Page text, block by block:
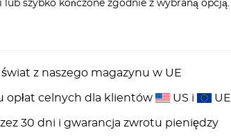
lub szybko kończone zgodnie z wybraną opcją.
świat z naszego magazynu w UE
opłat celnych dla klientów US i UE
30 dni i gwarancja zwrotu pieniędzy